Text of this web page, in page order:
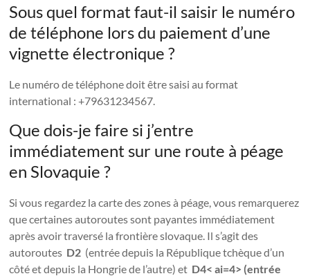
Sous quel format faut-il saisir le numéro
de téléphone lors du paiement d’une
vignette électronique ?
Le numéro de téléphone doit être saisi au format
international : +79631234567.
Que dois-je faire si j’entre
immédiatement sur une route à péage
en Slovaquie ?
Si vous regardez la carte des zones à péage, vous remarquerez
que certaines autoroutes sont payantes immédiatement
après avoir traversé la frontière slovaque. Il s’agit des
autoroutes D2 (entrée depuis la République tchèque d’un
côté et depuis la Hongrie de l’autre) et D4< ai=4> (entrée